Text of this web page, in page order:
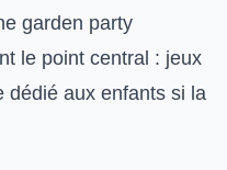
garden party
le point central : jeux
dédié aux enfants si la